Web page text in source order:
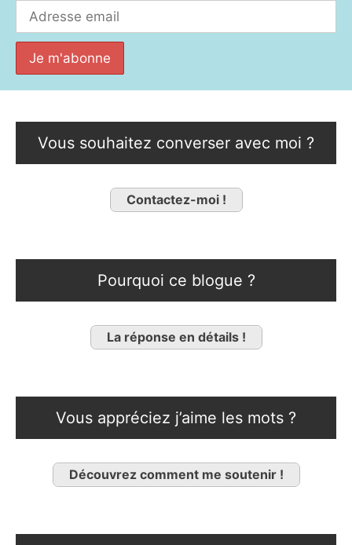
Vous souhaitez converser avec moi ?
Contactez-moi !
Pourquoi ce blogue ?
La réponse en détails !
Vous appréciez j’aime les mots ?
Découvrez comment me soutenir !